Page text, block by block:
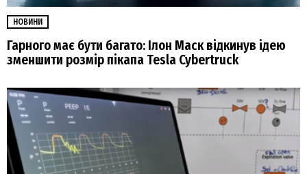
НОВИНИ
Гарного має бути багато: Ілон Маск відкинув ідею
зменшити розмір пікапа Tesla Cybertruck